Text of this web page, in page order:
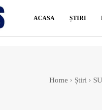
ACASA ȘTIRI
Home Știri